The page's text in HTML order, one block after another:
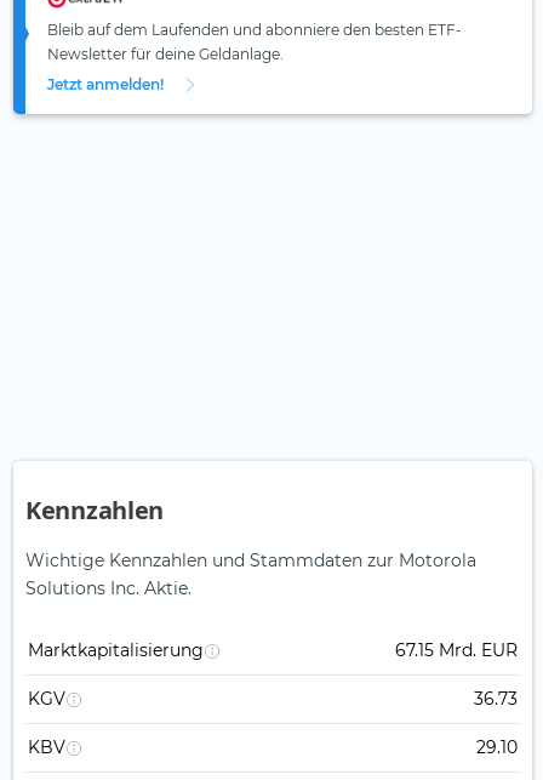
Bleib auf dem Laufenden und abonniere den besten ETF-
Newsletter für deine Geldanlage.
Jetzt anmelden!
Kennzahlen
Wichtige Kennzahlen und Stammdaten zur Motorola
Solutions Inc. Aktie.
Marktkapitalisierung 67.15 Mrd. EUR
KGV 36.73
KBV 29.10